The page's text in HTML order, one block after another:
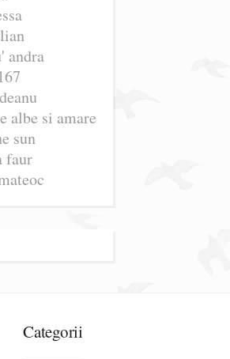
andra
albe si amare
sun
faur
Categorii